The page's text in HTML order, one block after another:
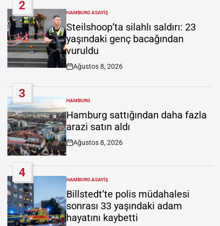
2
POSTED
IN
HAMBURG ASAYIŞ
Steilshoop’ta silahlı saldırı: 23
yaşındaki genç bacağından
vuruldu
Post
Ağustos 8, 2026
3
POSTED
IN
HAMBURG
Hamburg sattığından daha fazla
arazi satın aldı
Post
Date
Ağustos 8, 2026
4
POSTED
IN
HAMBURG ASAYIŞ
Billstedt’te polis müdahalesi
sonrası 33 yaşındaki adam
hayatını kaybetti